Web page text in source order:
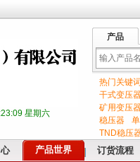
星期六
产品
输热门关键
干式变压
矿用变压
稳压器
TND稳压
产品世界 订货流程